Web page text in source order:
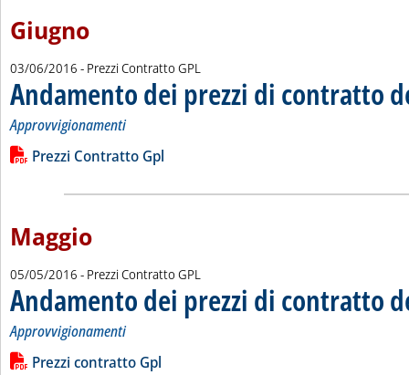
Giugno
03/06/2016 - Prezzi Contratto GPL
Andamento dei prezzi di contratto
Approvvigionamenti
Leggi tutta la notizia: 'Andamento dei prezzi di contratto del
Lista allegati PDF alla notizia
Prezzi Contratto Gpl
Maggio
05/05/2016 - Prezzi Contratto GPL
Andamento dei prezzi di contratto
Approvvigionamenti
Leggi tutta la notizia: 'Andamento dei prezzi di contratto del
Lista allegati PDF alla notizia
Prezzi contratto Gpl